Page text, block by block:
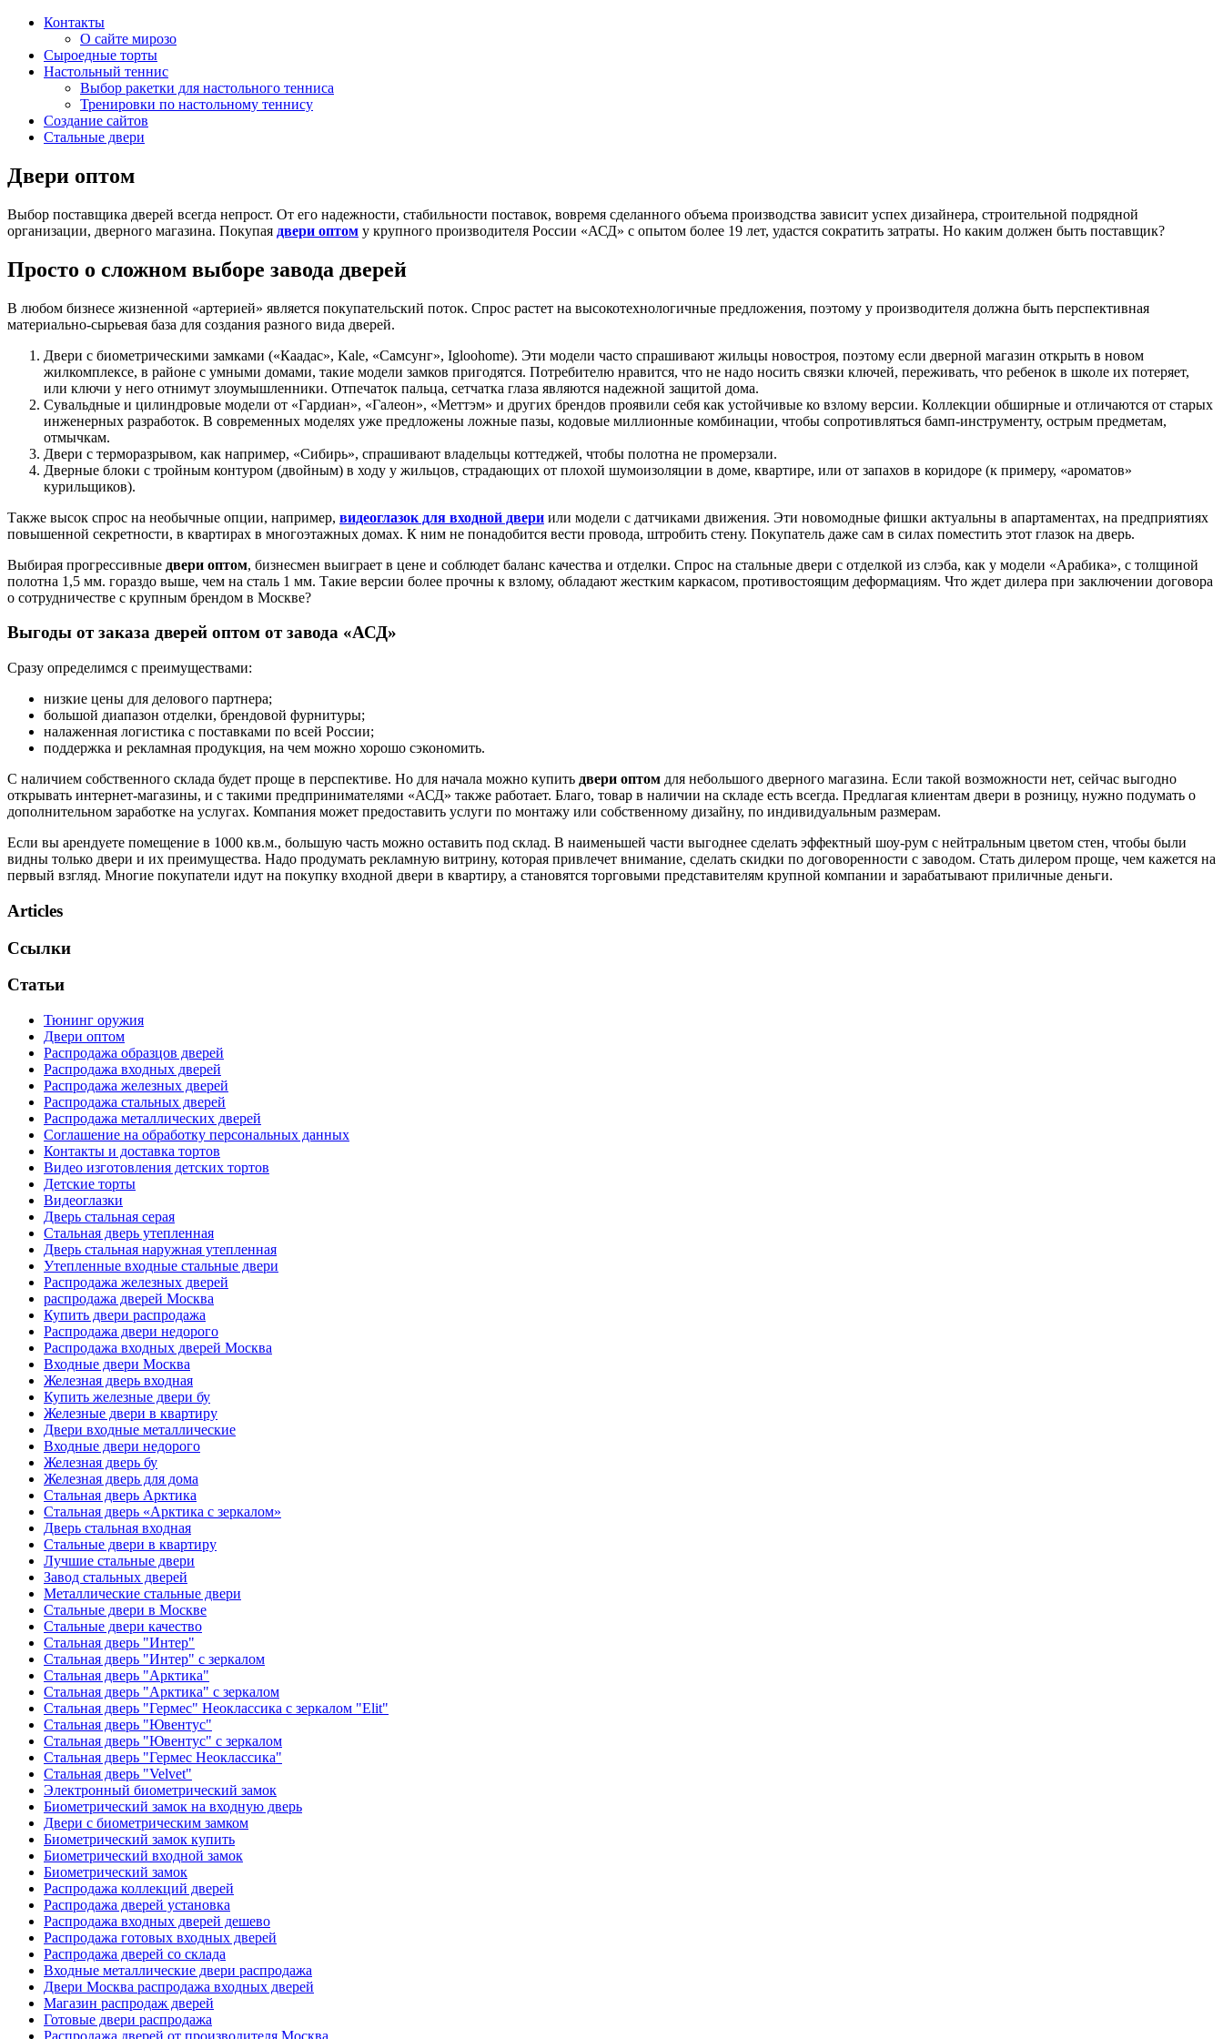
Контакты
О сайте мирозо
Сыроедные торты
Настольный теннис
Выбор ракетки для настольного тенниса
Тренировки по настольному теннису
Создание сайтов
Стальные двери
Двери оптом
Выбор поставщика дверей всегда непрост. От его надежности, стабильности поставок, вовремя сделанного объема производства зависит успех дизайнера, строительной подрядной
организации, дверного магазина. Покупая двери оптом у крупного производителя России «АСД» с опытом более 19 лет, удастся сократить затраты. Но каким должен быть поставщик?
Просто о сложном выборе завода дверей
В любом бизнесе жизненной «артерией» является покупательский поток. Спрос растет на высокотехнологичные предложения, поэтому у производителя должна быть перспективная
материально-сырьевая база для создания разного вида дверей.
Двери с биометрическими замками («Каадас», Kale, «Самсунг», Igloohome). Эти модели часто спрашивают жильцы новостроя, поэтому если дверной магазин открыть в новом
жилкомплексе, в районе с умными домами, такие модели замков пригодятся. Потребителю нравится, что не надо носить связки ключей, переживать, что ребенок в школе их потеряет,
или ключи у него отнимут злоумышленники. Отпечаток пальца, сетчатка глаза являются надежной защитой дома.
Сувальдные и цилиндровые модели от «Гардиан», «Галеон», «Меттэм» и других брендов проявили себя как устойчивые ко взлому версии. Коллекции обширные и отличаются от старых
инженерных разработок. В современных моделях уже предложены ложные пазы, кодовые миллионные комбинации, чтобы сопротивляться бамп-инструменту, острым предметам,
отмычкам.
Двери с терморазрывом, как например, «Сибирь», спрашивают владельцы коттеджей, чтобы полотна не промерзали.
Дверные блоки с тройным контуром (двойным) в ходу у жильцов, страдающих от плохой шумоизоляции в доме, квартире, или от запахов в коридоре (к примеру, «ароматов»
курильщиков).
Также высок спрос на необычные опции, например, видеоглазок для входной двери или модели с датчиками движения. Эти новомодные фишки актуальны в апартаментах, на предприятиях
повышенной секретности, в квартирах в многоэтажных домах. К ним не понадобится вести провода, штробить стену. Покупатель даже сам в силах поместить этот глазок на дверь.
Выбирая прогрессивные двери оптом, бизнесмен выиграет в цене и соблюдет баланс качества и отделки. Спрос на стальные двери с отделкой из слэба, как у модели «Арабика», с толщиной
полотна 1,5 мм. гораздо выше, чем на сталь 1 мм. Такие версии более прочны к взлому, обладают жестким каркасом, противостоящим деформациям. Что ждет дилера при заключении договора
о сотрудничестве с крупным брендом в Москве?
Выгоды от заказа дверей оптом от завода «АСД»
Сразу определимся с преимуществами:
низкие цены для делового партнера;
большой диапазон отделки, брендовой фурнитуры;
налаженная логистика с поставками по всей России;
поддержка и рекламная продукция, на чем можно хорошо сэкономить.
С наличием собственного склада будет проще в перспективе. Но для начала можно купить двери оптом для небольшого дверного магазина. Если такой возможности нет, сейчас выгодно
открывать интернет-магазины, и с такими предпринимателями «АСД» также работает. Благо, товар в наличии на складе есть всегда. Предлагая клиентам двери в розницу, нужно подумать о
дополнительном заработке на услугах. Компания может предоставить услуги по монтажу или собственному дизайну, по индивидуальным размерам.
Если вы арендуете помещение в 1000 кв.м., большую часть можно оставить под склад. В наименьшей части выгоднее сделать эффектный шоу-рум с нейтральным цветом стен, чтобы были
видны только двери и их преимущества. Надо продумать рекламную витрину, которая привлечет внимание, сделать скидки по договоренности с заводом. Стать дилером проще, чем кажется на
первый взгляд. Многие покупатели идут на покупку входной двери в квартиру, а становятся торговыми представителям крупной компании и зарабатывают приличные деньги.
Articles
Ссылки
Статьи
Тюнинг оружия
Двери оптом
Распродажа образцов дверей
Распродажа входных дверей
Распродажа железных дверей
Распродажа стальных дверей
Распродажа металлических дверей
Соглашение на обработку персональных данных
Контакты и доставка тортов
Видео изготовления детских тортов
Детские торты
Видеоглазки
Дверь стальная серая
Стальная дверь утепленная
Дверь стальная наружная утепленная
Утепленные входные стальные двери
Распродажа железных дверей
распродажа дверей Москва
Купить двери распродажа
Распродажа двери недорого
Распродажа входных дверей Москва
Входные двери Москва
Железная дверь входная
Купить железные двери бу
Железные двери в квартиру
Двери входные металлические
Входные двери недорого
Железная дверь бу
Железная дверь для дома
Стальная дверь Арктика
Стальная дверь «Арктика с зеркалом»
Дверь стальная входная
Стальные двери в квартиру
Лучшие стальные двери
Завод стальных дверей
Металлические стальные двери
Стальные двери в Москве
Стальные двери качество
Стальная дверь "Интер"
Стальная дверь "Интер" с зеркалом
Стальная дверь "Арктика"
Стальная дверь "Арктика" с зеркалом
Стальная дверь "Гермес" Неоклассика с зеркалом "Elit"
Стальная дверь "Ювентус"
Стальная дверь "Ювентус" с зеркалом
Стальная дверь "Гермес Неоклассика"
Стальная дверь "Velvet"
Электронный биометрический замок
Биометрический замок на входную дверь
Двери с биометрическим замком
Биометрический замок купить
Биометрический входной замок
Биометрический замок
Распродажа коллекций дверей
Распродажа дверей установка
Распродажа входных дверей дешево
Распродажа готовых входных дверей
Распродажа дверей со склада
Входные металлические двери распродажа
Двери Москва распродажа входных дверей
Магазин распродаж дверей
Готовые двери распродажа
Распродажа дверей от производителя Москва